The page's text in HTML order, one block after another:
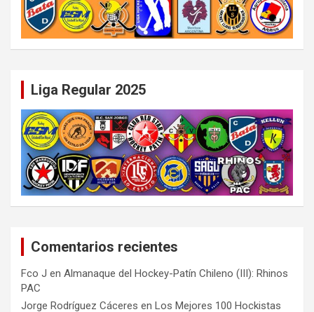
Liga Regular 2025
Comentarios recientes
Fco J en Almanaque del Hockey-Patín Chileno (III): Rhinos
PAC
Jorge Rodríguez Cáceres en Los Mejores 100 Hockistas